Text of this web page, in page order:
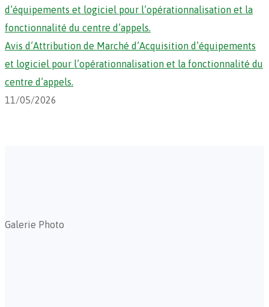
Avis d’Attribution de Marché d’Acquisition d’équipements
et logiciel pour l’opérationnalisation et la fonctionnalité du
centre d’appels.
11/05/2026
Galerie Photo